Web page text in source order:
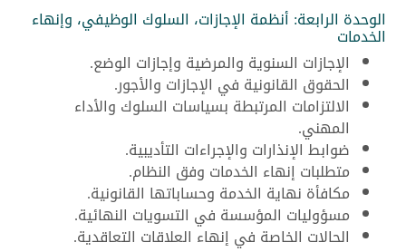
الوحدة الرابعة: أنظمة الإجازات، السلوك الوظيفي، وإنهاء
الخدمات
الإجازات السنوية والمرضية وإجازات الوضع.
الحقوق القانونية في الإجازات والأجور.
الالتزامات المرتبطة بسياسات السلوك والأداء
المهني.
ضوابط الإنذارات والإجراءات التأديبية.
متطلبات إنهاء الخدمات وفق النظام.
مكافأة نهاية الخدمة وحساباتها القانونية.
مسؤوليات المؤسسة في التسويات النهائية.
الحالات الخاصة في إنهاء العلاقات التعاقدية.